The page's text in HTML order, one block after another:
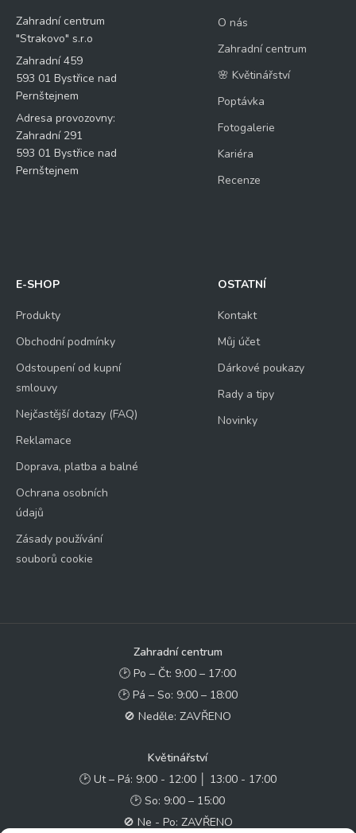
Zahradní centrum
"Strakovo" s.r.o
Zahradní 459
593 01 Bystřice nad
Pernštejnem
Adresa provozovny:
Zahradní 291
593 01 Bystřice nad
Pernštejnem
O nás
Zahradní centrum
🌸 Květinářství
Poptávka
Fotogalerie
Kariéra
Recenze
E-SHOP
Produkty
Obchodní podmínky
Odstoupení od kupní
smlouvy
Nejčastější dotazy (FAQ)
Reklamace
Doprava, platba a balné
Ochrana osobních
údajů
Zásady používání
souborů cookie
OSTATNÍ
Kontakt
Můj účet
Dárkové poukazy
Rady a tipy
Novinky
Zahradní centrum
🕑 Po – Čt: 9:00 – 17:00
🕑 Pá – So: 9:00 – 18:00
🚫 Neděle: ZAVŘENO
Květinářství
🕑 Ut – Pá: 9:00 - 12:00 │ 13:00 - 17:00
🕑 So: 9:00 – 15:00
🚫 Ne - Po: ZAVŘENO